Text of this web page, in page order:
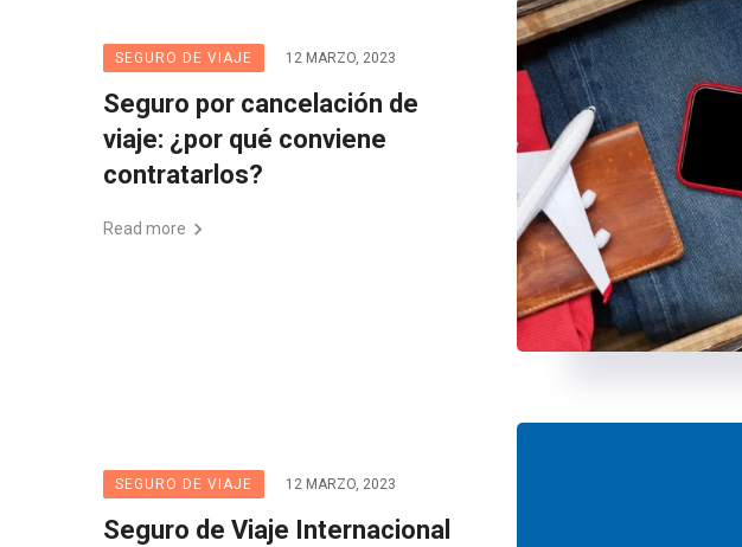
SEGURO DE VIAJE 12 MARZO, 2023
Seguro por cancelación de
viaje: ¿por qué conviene
contratarlos?
Read more
SEGURO DE VIAJE 12 MARZO, 2023
Seguro de Viaje Internacional